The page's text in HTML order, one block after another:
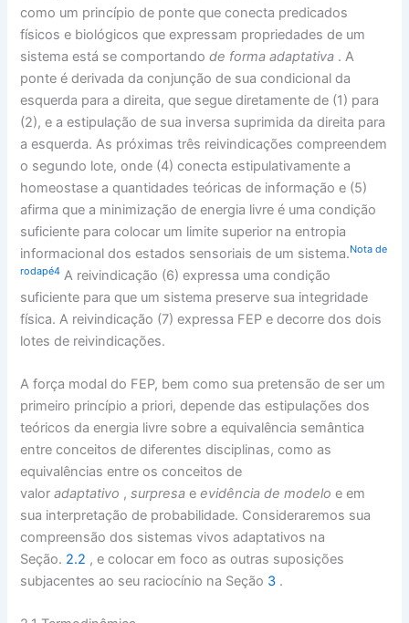
como um princípio de ponte que conecta predicados
físicos e biológicos que expressam propriedades de um
sistema está se comportandode forma adaptativa . A
ponte é derivada da conjunção de sua condicional da
esquerda para a direita, que segue diretamente de (1) para
(2), e a estipulação de sua inversa suprimida da direita para
a esquerda. As próximas três reivindicações compreendem
o segundo lote, onde (4) conecta estipulativamente a
homeostase a quantidades teóricas de informação e (5)
afirma que a minimização de energia livre é uma condição
suficiente para colocar um limite superior na entropia
informacional dos estados sensoriais de um sistema.Nota de
rodapé4 A reivindicação (6) expressa uma condição
suficiente para que um sistema preserve sua integridade
física. A reivindicação (7) expressa FEP e decorre dos dois
lotes de reivindicações.
A força modal do FEP, bem como sua pretensão de ser um
primeiro princípio a priori, depende das estipulações dos
teóricos da energia livre sobre a equivalência semântica
entre conceitos de diferentes disciplinas, como as
equivalências entre os conceitos de
valoradaptativo ,surpresa eevidência de modelo e em
sua interpretação de probabilidade. Consideraremos sua
compreensão dos sistemas vivos adaptativos na
Seção. 2.2 , e colocar em foco as outras suposições
subjacentes ao seu raciocínio na Seção 3 .